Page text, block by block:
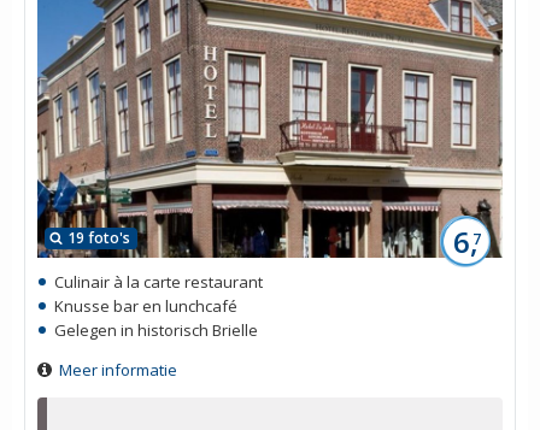
19 foto's 6,7
Culinair à la carte restaurant
Knusse bar en lunchcafé
Gelegen in historisch Brielle
Meer informatie